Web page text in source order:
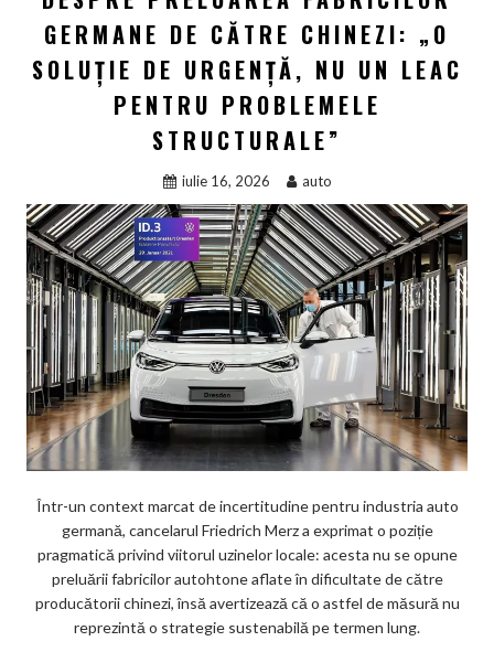
GERMANE DE CĂTRE CHINEZI: „O
SOLUȚIE DE URGENȚĂ, NU UN LEAC
PENTRU PROBLEMELE
STRUCTURALE”
iulie 16, 2026 auto
Într-un context marcat de incertitudine pentru industria auto
germană, cancelarul Friedrich Merz a exprimat o poziție
pragmatică privind viitorul uzinelor locale: acesta nu se opune
preluării fabricilor autohtone aflate în dificultate de către
producătorii chinezi, însă avertizează că o astfel de măsură nu
reprezintă o strategie sustenabilă pe termen lung.